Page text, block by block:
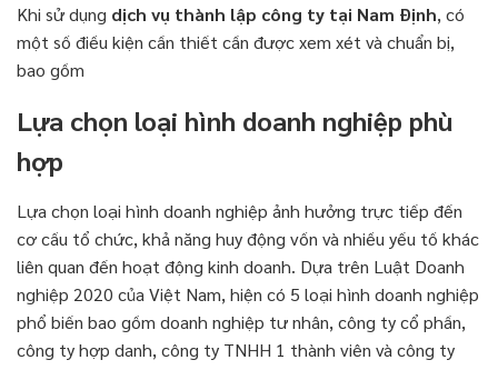
Khi sử dụng dịch vụ thành lập công ty tại Nam Định, có
một số điều kiện cần thiết cần được xem xét và chuẩn bị,
bao gồm
Lựa chọn loại hình doanh nghiệp phù
hợp
Lựa chọn loại hình doanh nghiệp ảnh hưởng trực tiếp đến
cơ cấu tổ chức, khả năng huy động vốn và nhiều yếu tố khác
liên quan đến hoạt động kinh doanh. Dựa trên Luật Doanh
nghiệp 2020 của Việt Nam, hiện có 5 loại hình doanh nghiệp
phổ biến bao gồm doanh nghiệp tư nhân, công ty cổ phần,
công ty hợp danh, công ty TNHH 1 thành viên và công ty